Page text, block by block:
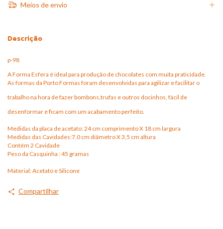
Meios de envio
Descrição
p-98
A Forma Esfera é ideal para produção de chocolates com muita praticidade.
As formas da Porto Formas foram desenvolvidas para agilizar e facilitar o
trabalho na hora de fazer bombons,trufas e outros docinhos, fácil de
desenformar e ficam com um acabamento perfeito.
Medidas da placa de acetato: 24 cm comprimento X 18 cm largura
Medidas das Cavidades:7,0 cm diâmetro X 3,5 cm altura
Contém 2 Cavidade
Peso da Casquinha : 45 gramas
Material: Acetato e Silicone
Compartilhar